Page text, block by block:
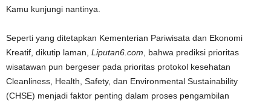
Kamu kunjungi nantinya.
Seperti yang ditetapkan Kementerian Pariwisata dan Ekonomi
Kreatif, dikutip laman, Liputan6.com , bahwa prediksi prioritas
wisatawan pun bergeser pada prioritas protokol kesehatan
Cleanliness, Health, Safety, dan Environmental Sustainability
(CHSE) menjadi faktor penting dalam proses pengambilan